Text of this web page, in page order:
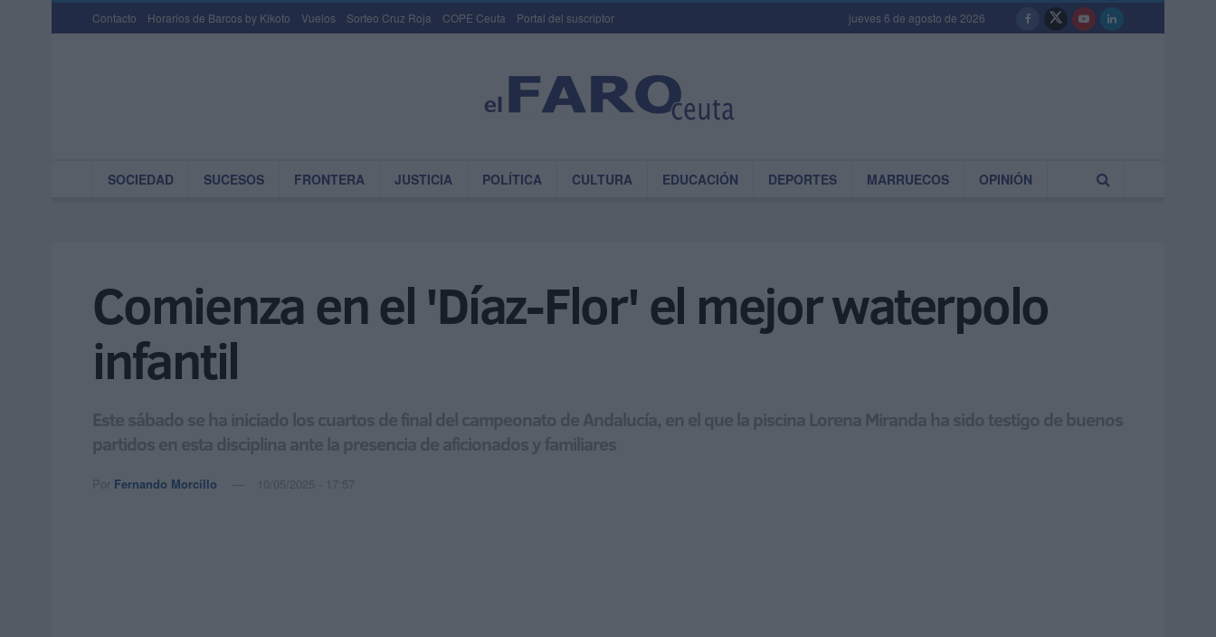
Contacto Horarios de Barcos by Kikoto Vuelos Sorteo Cruz Roja COPE Ceuta Portal del suscriptor jueves 6 de agosto de 2026
SOCIEDAD SUCESOS FRONTERA JUSTICIA POLÍTICA CULTURA EDUCACIÓN DEPORTES MARRUECOS OPINIÓN
Comienza en el 'Díaz-Flor' el mejor waterpolo
infantil
Este sábado se ha iniciado los cuartos de final del campeonato de Andalucía, en el que la piscina Lorena Miranda ha sido testigo de buenos
partidos en esta disciplina ante la presencia de aficionados y familiares
Por Fernando Morcillo 10/05/2025 - 17:57